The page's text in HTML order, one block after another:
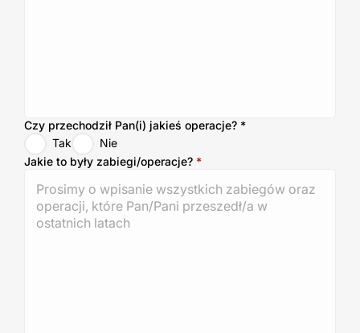
Czy przechodził Pan(i) jakieś operacje? *
Tak
Nie
Jakie to były zabiegi/operacje? *